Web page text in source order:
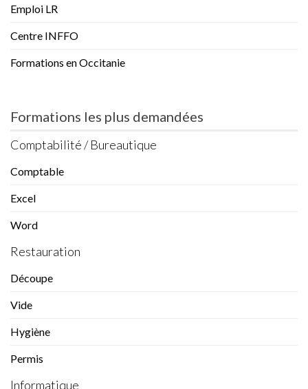
Emploi LR
Centre INFFO
Formations en Occitanie
Formations les plus demandées
Comptabilité / Bureautique
Comptable
Excel
Word
Restauration
Découpe
Vide
Hygiène
Permis
Informatique